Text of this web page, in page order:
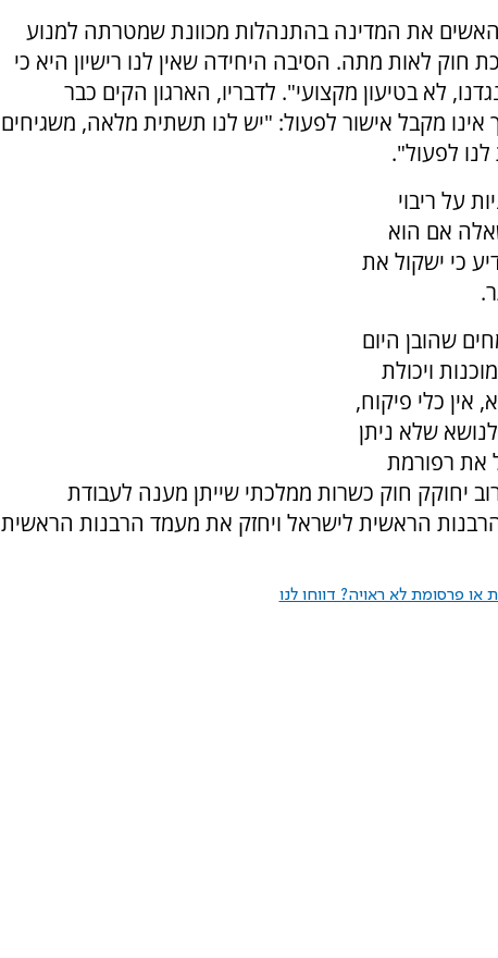
האשים את המדינה בהתנהלות מכוונת שמטרתה למנוע
לאות מתה. הסיבה היחידה שאין לנו רישיון היא כי
לא בטיעון מקצועי". לדבריו, הארגון הקים כבר
מקבל אישור לפעול: "יש לנו תשתית מלאה, משגיחים
לפעול".
על ריבוי
אם הוא
כי ישקול את
שהובן היום
ויכולת
כלי פיקוח,
שלא ניתן
את רפורמת
יחוקק חוק כשרות ממלכתי שייתן מענה לעבודת
הראשית לישראל ויחזק את מעמד הרבנות הראשית
פרסומת לא ראויה? דווחו לנו